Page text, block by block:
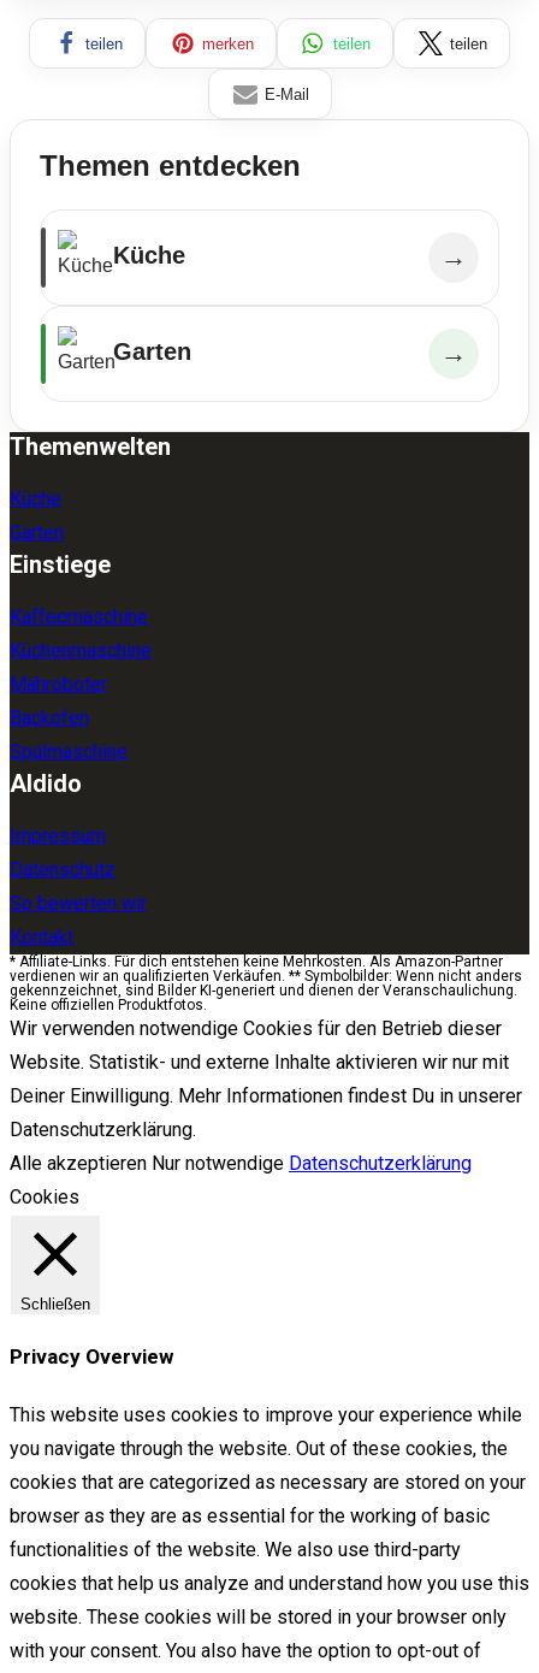
teilen merken teilen teilen
E-Mail
Themen entdecken
Küche →
Garten →
Themenwelten
Küche
Garten
Einstiege
Kaffeemaschine
Küchenmaschine
Mähroboter
Backofen
Spülmaschine
Aldido
Impressum
Datenschutz
So bewerten wir
Kontakt
* Affiliate-Links. Für dich entstehen keine Mehrkosten. Als Amazon-Partner
verdienen wir an qualifizierten Verkäufen. ** Symbolbilder: Wenn nicht anders
gekennzeichnet, sind Bilder KI-generiert und dienen der Veranschaulichung.
Keine offiziellen Produktfotos.
Wir verwenden notwendige Cookies für den Betrieb dieser
Website. Statistik- und externe Inhalte aktivieren wir nur mit
Deiner Einwilligung. Mehr Informationen findest Du in unserer
Datenschutzerklärung.
Alle akzeptieren Nur notwendige Datenschutzerklärung
Cookies
Schließen
Privacy Overview
This website uses cookies to improve your experience while
you navigate through the website. Out of these cookies, the
cookies that are categorized as necessary are stored on your
browser as they are as essential for the working of basic
functionalities of the website. We also use third-party
cookies that help us analyze and understand how you use this
website. These cookies will be stored in your browser only
with your consent. You also have the option to opt-out of